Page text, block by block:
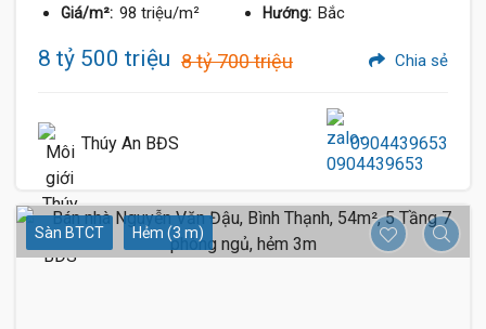
Giá/m²: 98 triệu/m² Hướng: Bắc
8 tỷ 500 triệu 8 tỷ 700 triệu Chia sẻ
Thúy An BĐS 0904439653
Sàn BTCT Hẻm (3 m)